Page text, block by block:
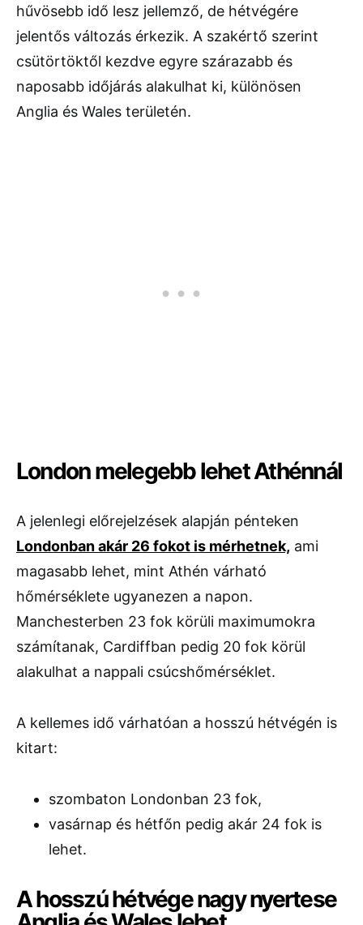
hűvösebb idő lesz jellemző, de hétvégére
jelentős változás érkezik. A szakértő szerint
csütörtöktől kezdve egyre szárazabb és
naposabb időjárás alakulhat ki, különösen
Anglia és Wales területén.
London melegebb lehet Athénnál
A jelenlegi előrejelzések alapján pénteken
Londonban akár 26 fokot is mérhetnek, ami
magasabb lehet, mint Athén várható
hőmérséklete ugyanezen a napon.
Manchesterben 23 fok körüli maximumokra
számítanak, Cardiffban pedig 20 fok körül
alakulhat a nappali csúcshőmérséklet.
A kellemes idő várhatóan a hosszú hétvégén is
kitart:
szombaton Londonban 23 fok,
vasárnap és hétfőn pedig akár 24 fok is
lehet.
A hosszú hétvége nagy nyertese